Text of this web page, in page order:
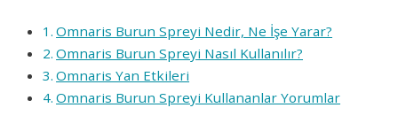
Omnaris Burun Spreyi Nedir, Ne İşe Yarar?
Omnaris Burun Spreyi Nasıl Kullanılır?
Omnaris Yan Etkileri
Omnaris Burun Spreyi Kullananlar Yorumlar